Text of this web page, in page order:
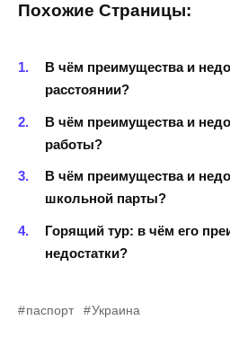
Похожие Страницы:
В чём преимущества и
расстоянии?
В чём преимущества и
работы?
В чём преимущества и
школьной парты?
Горящий тур: в чём его
недостатки?
паспорт Украина